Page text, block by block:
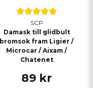
SCP
Damask till glidbult
bromsok fram Ligier /
Microcar / Aixam /
Chatenet
89 kr